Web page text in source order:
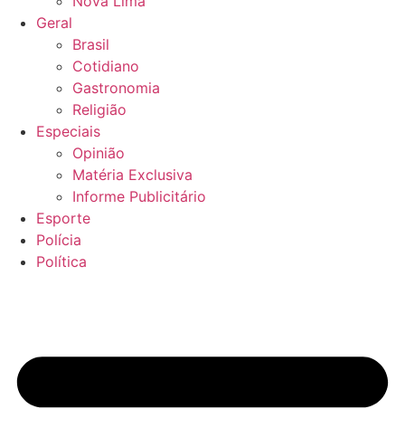
Geral
Brasil
Cotidiano
Gastronomia
Religião
Especiais
Opinião
Matéria Exclusiva
Informe Publicitário
Esporte
Polícia
Política